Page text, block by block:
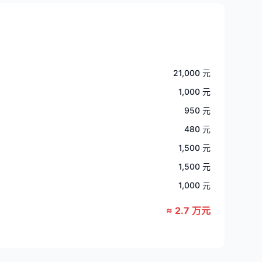
21,000 元
1,000 元
950 元
480 元
1,500 元
1,500 元
1,000 元
≈ 2.7 万元